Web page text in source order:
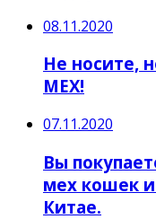
08.11.2020
Не носите,
МЕХ!
07.11.2020
Вы
мех кошек
Китае.